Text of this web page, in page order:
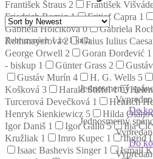
František Štraus 2 František
Friedrich Romig1 Fritjof Capra 1
Gabriela Holčíková0 Gabriela
Rothmayerová2 Gaius Iulius
George Orwell 2 Goran Đorđević 1
- biskup 1 Günter Grass 2
Gustáv Murín 4 H. G. Wells 5
Košková 3 Harald Stiffel1
Turcerová Devečková 1 Henrich
Henryk Sienkiewicz 5 Hilda
Igor Daniš 1 Igor Gallo5 Ilja
Kružliak 1 Imro Kupec 1 Ingrid
Isaac Bashevis Singer 1 Ismail
Zobrazených 1 zo 1 kníh
Jednosmerný
Do
Jednosmerný
Do